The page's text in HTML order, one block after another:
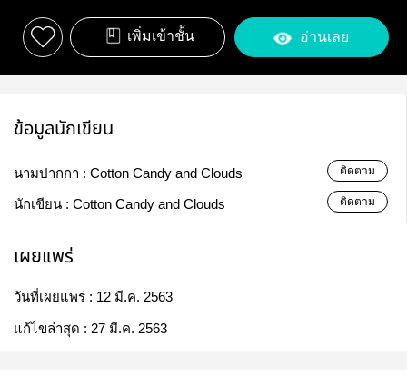
เพิ่มเข้าชั้น อ่านเลย
ข้อมูลนักเขียน
นามปากกา : Cotton Candy and Clouds ติดตาม
นักเขียน : Cotton Candy and Clouds ติดตาม
เผยแพร่
วันที่เผยแพร่ : 12 มี.ค. 2563
แก้ไขล่าสุด : 27 มี.ค. 2563